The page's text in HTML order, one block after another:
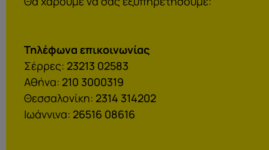
Τηλέφωνα επικοινωνίας
Σέρρες: 23213 02583
Αθήνα: 210 3000319
Θεσσαλονίκη: 2314 314202
Ιωάννινα: 26516 08616